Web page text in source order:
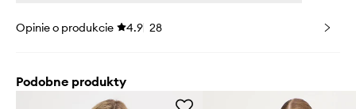
Opinie o produkcie 4.9 28
Podobne produkty